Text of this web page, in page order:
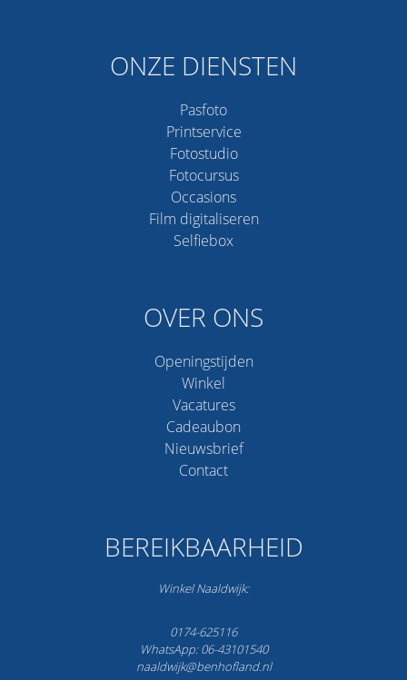
ONZE DIENSTEN
Pasfoto
Printservice
Fotostudio
Fotocursus
Occasions
Film digitaliseren
Selfiebox
OVER ONS
Openingstijden
Winkel
Vacatures
Cadeaubon
Nieuwsbrief
Contact
BEREIKBAARHEID
Winkel Naaldwijk:
0174-625116
WhatsApp: 06-43101540
naaldwijk@benhofland.nl